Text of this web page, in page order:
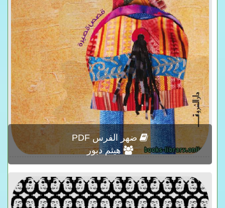
ضهر الفرس PDF
هيثم دبور